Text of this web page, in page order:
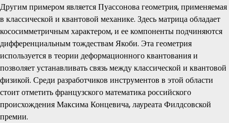
Другим примером является Пуассонова геометрия, применяемая
в классической и квантовой механике. Здесь матрица обладает
кососимметричным характером, и ее компоненты подчиняются
дифференциальным тождествам Якоби. Эта геометрия
используется в теории деформационного квантования и
позволяет устанавливать связь между классической и квантовой
физикой. Среди разработчиков инструментов в этой области
стоит отметить французского математика российского
происхождения Максима Концевича, лауреата Филдсовской
премии.